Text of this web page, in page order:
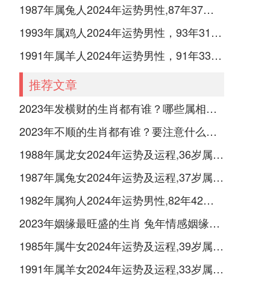
1987年属兔人2024年运势男性,87年37岁属兔男2024年每月运程怎么样
1993年属鸡人2024年运势男性，93年31岁属鸡男2024年每月运程怎么样
1991年属羊人2024年运势男性，91年33岁属羊男2024年每月运程怎么样
推荐文章
2023年发横财的生肖都有谁？哪些属相财运旺盛？
2023年不顺的生肖都有谁？要注意什么呢？
1988年属龙女2024年运势及运程,36岁属龙人2024全年每月运势女性如何
1987年属兔女2024年运势及运程,37岁属兔人2024全年每月运势女性如何
1982年属狗人2024年运势男性,82年42岁属狗男2024年每月运程怎么样
2023年姻缘最旺盛的生肖 兔年情感姻缘运比较旺的属相
1985年属牛女2024年运势及运程,39岁属牛人2024全年每月运势女性如何
1991年属羊女2024年运势及运程,33岁属羊人2024全年每月运势女性如何